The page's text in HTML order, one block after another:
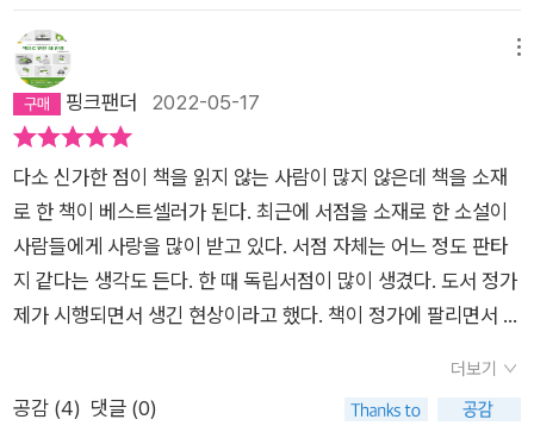
간과 시간이야말로 숨통 트이는 시간이고 감사히도 그런 날들이
다.P 205그러자 갑자기 이상한 느낌이 들었다. 받아들여지고 있
다는 느낌. 휴남동 서점을 처음 찾은 날 받았던 느낌이었다. 왜 이
런 느낌이 또 드는 거지. 정서는 이 집에서도 자기가 받아들여지
는 것만 같다고 느끼는 자체가, 이 느낌을 자기가 소중하게 생각
한다는 자체가, 놀라우면서도 슬펐다. 하지만 그녀는 이 슬픔이
좋은 슬픔이라고 생각했다. 이제야 무엇이 문제였던 건지 이 감정
을 통해 확실히 알게 되었으니까.​♡ 이 공간에서 이방인이 아니라
받아들여지고 있다는 안정감의 느낌. 보호받는 느낌. 그래서 하나
하고도 외로울 것이 분명했다. 소중한 것을 마주했을 때 놓치고
싶지 않은 마음을 '놀라면서도 슬펐다'라고 표현해서 많이 공감했
거부감이 생긴다. 아마도 주광색이 주는 따뜻함 때문일 것이
다. 퇴근길 지친 발걸음으로 한숨과 푸념으로 오늘 하루는 간신히
마감했다는 생각으로 힘없이 걸어가는 도중에 집 근처에 은은한
주광색 불빛을 내비치며 누군가 고요히 책을 읽고 있고, 그 앞에
받게 되지 않을까? 나도 그곳에 동참해서 아무 말도 하지 않고 가
만히 잠시라도 머물수 있다면 방전된 나의 헛헛한 마음도 어느 정
도는 충전될 수 있지 않을까? 저자가 만들어낸 가상의 공간 휴남
동 서점은 나름대로의 사정과 상처가 있는 이들이 자신의 마음을
가만히 들여다 볼 수 있도록 기다려준다. 재빠르게 흘러가는 세상
의 시간처럼 어서 빨리 추스리고 일어나 너의 몫을 해내라고 채근
하지 않는다. 내가 지금 좋아하는 일을 해서 행복한 것인지, 그냥
서울 소재 대학을 졸업했지만 면접에서 번번히 실패했다. 오랜 백
수 생활로 힘들 때 서점 문 앞에 붙어있던 ‘바리스타 구합니다’ 라
는 공고문을 보고 취업했다. 서점의 단골손님 민철 엄마는 사춘기
를 심하게 겪으면서 학원에 가지 않겠다는 민철에게 일주일에 한
번 서점 방문을 요구한다. 민철은 영주, 민준과 대화하고 관심 있
는 책을 읽으면서 스스로 일어서는 힘을 키우고, 미래를 꿈꾼다.
커피 납품업체 대표 지미, 서점에서 뜨개질을 하는 정서 등 우리
주변에서 흔히 볼 수 있는 사람들이 이 책의 등장인물이다. 영주
는 다양한 책을 읽고, 사람들과 어울리면서 위로받고 상처를 치유
큐레이션을 하면서 휴남동 서점은 활기 넘치는 새로운 공간이 된
다. “흔히들 현재를 살라고 말하잖아요. 그런데 말이 쉽지 현재에
크를 위한 질문지 작성, 작가와의 인터뷰 내용은 실제처럼 실감이
나기도 했다. 주인공 영주만큼 챕터챕터가 참 깔끔했다. 영주의
과거가 드러나는 챕터에서는 그 맘이 어떤지 알 것만 같아서 눈시
느껴졌다. 어른이 되면 나이테 같은 상처 하나쯤은 가지고 사는
것을 자연스레 받아들이고 난 이후로 많은 일들에 그럴 수도 있
지, 라는 여유가 생겼다. 아픔의 내용은 달라도 그 눈물의 농도는
맛보아 아는 것이니 괜스레 연민의 마음도 생기고 낯선 이를 안아
주고픈 마음도 드는 것이다. 과거의 아픔으로 인해 내가 더 성숙
하게 되었고 더 나은 현재를 살고 있다면 절망이 감사가 되는 아
름다운 삶을 살고 있음이 분명하다. 영주 또한 마음에 나이테 하
핑크팬더 2022-05-17
다소 신가한 점이 책을 읽지 않는 사람이 많지 않은데 책을 소재
로 한 책이 베스트셀러가 된다. 최근에 서점을 소재로 한 소설이
사람들에게 사랑을 많이 받고 있다. 서점 자체는 어느 정도 판타
지 같다는 생각도 든다. 한 때 독립서점이 많이 생겼다. 도서 정가
제가 시행되면서 생긴 현상이라고 했다. 책이 정가에 팔리면서 인
했다. 내 생각에는 그런 점보다는 책을 읽는 사람들의 자아실현
성격이 더 강하다.책을 읽지 않는 사람이 많지만 책을 어마어마하
더보기
공감 (4) 댓글 (0)